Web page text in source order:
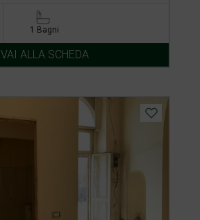
1 Bagni
VAI ALLA SCHEDA